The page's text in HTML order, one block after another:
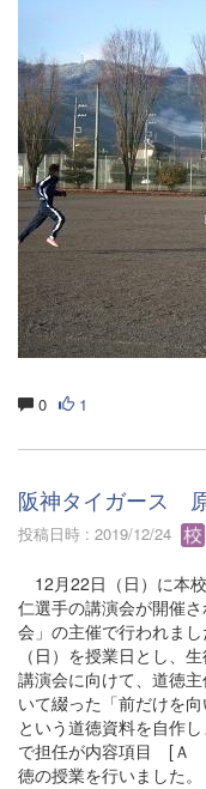
0 1
阪神タイガース
投稿日時 : 2019/12/24
12月22日（日）に本
仁選手の講演会が開催
会」の主催で行われま
（日）を授業日とし、
講演会に向けて、道徳
いて綴った「前だけを
という道徳資料を自作
で担任が内容項目 [Ａ
徳の授業を行いました。